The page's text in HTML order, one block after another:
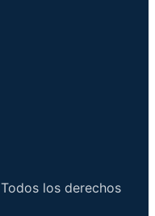
Todos los derechos